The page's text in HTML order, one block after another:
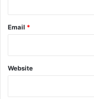
Email *
Website